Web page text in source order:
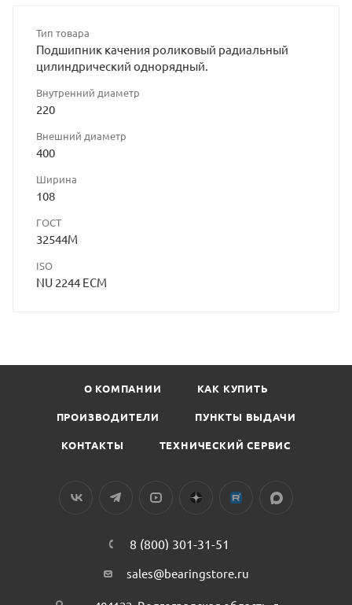
Тип товара
Подшипник качения роликовый радиальный
цилиндрический однорядный.
Внутренний диаметр
220
Внешний диаметр
400
Ширина
108
ГОСТ
32544М
ISO
NU 2244 ECM
О КОМПАНИИ КАК КУПИТЬ
ПРОИЗВОДИТЕЛИ ПУНКТЫ ВЫДАЧИ
КОНТАКТЫ ТЕХНИЧЕСКИЙ СЕРВИС
8 (800) 301-31-51
sales@bearingstore.ru